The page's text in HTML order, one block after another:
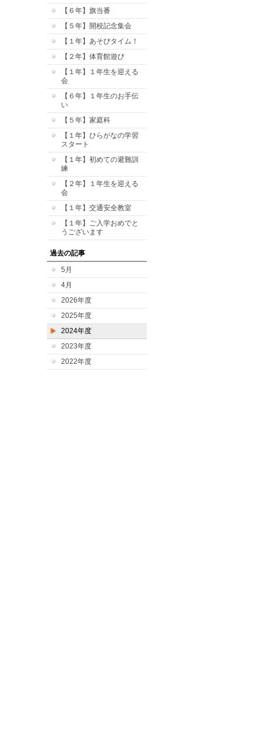
【６年】旗当番
【５年】開校記念集会
【１年】あそびタイム！
【２年】体育館遊び
【１年】１年生を迎える
会
【６年】１年生のお手伝
い
【５年】家庭科
【１年】ひらがなの学習
スタート
【１年】初めての避難訓
練
【２年】１年生を迎える
会
【１年】交通安全教室
【１年】ご入学おめでと
うございます
過去の記事
5月
4月
2026年度
2025年度
2024年度
2023年度
2022年度